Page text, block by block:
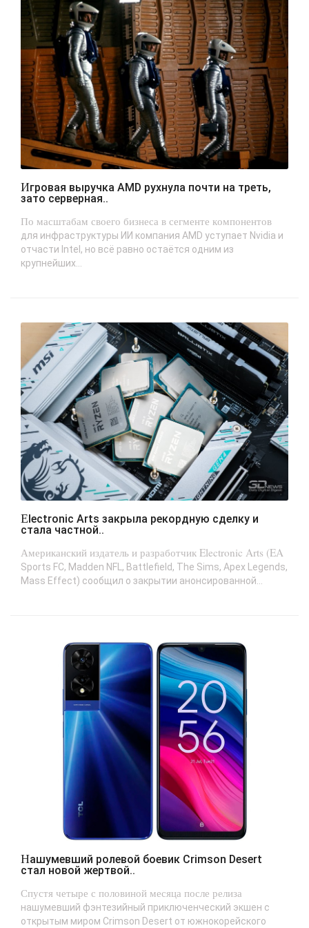
Игровая выручка AMD рухнула почти на треть,
зато серверная..
По масштабам своего бизнеса в сегменте компонентов
для инфраструктуры ИИ компания AMD уступает Nvidia и
отчасти Intel, но всё равно остаётся одним из
крупнейших...
Electronic Arts закрыла рекордную сделку и
стала частной..
Американский издатель и разработчик Electronic Arts (EA
Sports FC, Madden NFL, Battlefield, The Sims, Apex Legends,
Mass Effect) сообщил о закрытии анонсированной...
Нашумевший ролевой боевик Crimson Desert
стал новой жертвой..
Спустя четыре с половиной месяца после релиза
нашумевший фэнтезийный приключенческий экшен с
открытым миром Crimson Desert от южнокорейского